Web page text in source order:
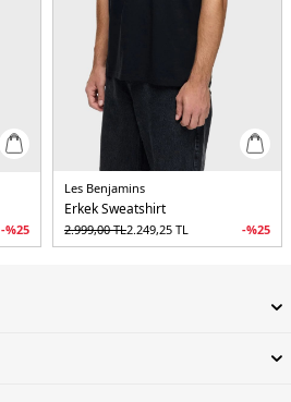
-%25
Les Benjamins
Erkek Sweatshirt
2.999,00TL2.249,25 TL -%25